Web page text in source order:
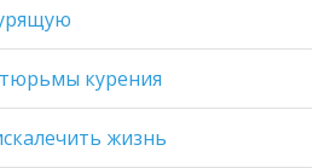
курения
жизнь